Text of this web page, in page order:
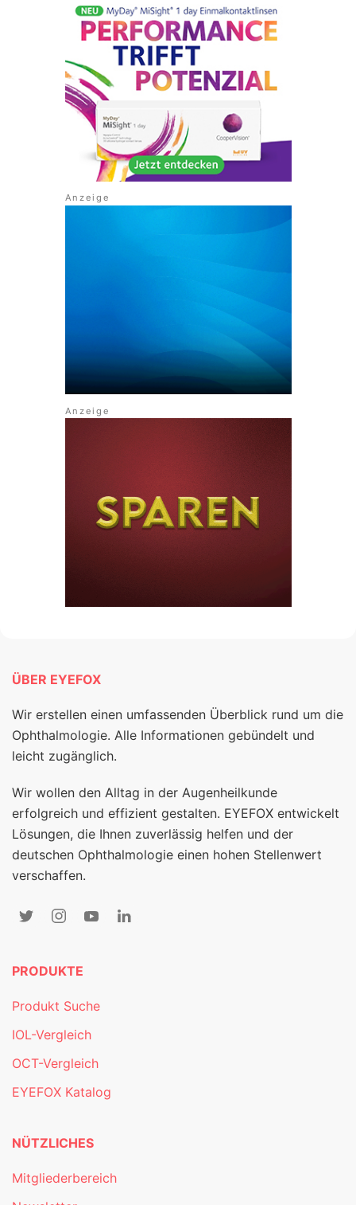
ÜBER EYEFOX
Wir erstellen einen umfassenden Überblick rund um die
Ophthalmologie. Alle Informationen gebündelt und
leicht zugänglich.
Wir wollen den Alltag in der Augenheilkunde
erfolgreich und effizient gestalten. EYEFOX entwickelt
Lösungen, die Ihnen zuverlässig helfen und der
deutschen Ophthalmologie einen hohen Stellenwert
verschaffen.
PRODUKTE
Produkt Suche
IOL-Vergleich
OCT-Vergleich
EYEFOX Katalog
NÜTZLICHES
Mitgliederbereich